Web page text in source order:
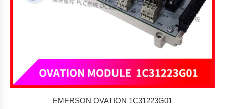
EMERSON OVATION 1C31223G01